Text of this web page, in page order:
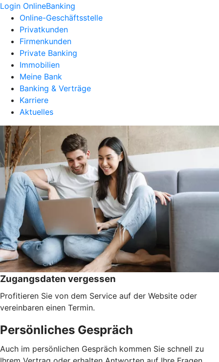
Login OnlineBanking
Online-Geschäftsstelle
Privatkunden
Firmenkunden
Private Banking
Immobilien
Meine Bank
Banking & Verträge
Karriere
Aktuelles
Zugangsdaten vergessen
Profitieren Sie von dem Service auf der Website oder
vereinbaren einen Termin.
Persönliches Gespräch
Auch im persönlichen Gespräch kommen Sie schnell zu